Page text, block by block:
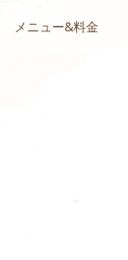
メニュー&料金